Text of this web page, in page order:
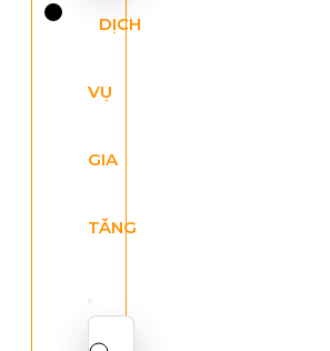
DỊCH
VỤ
GIA
TĂNG